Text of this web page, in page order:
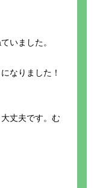
いました。
なりました！
丈夫です。む